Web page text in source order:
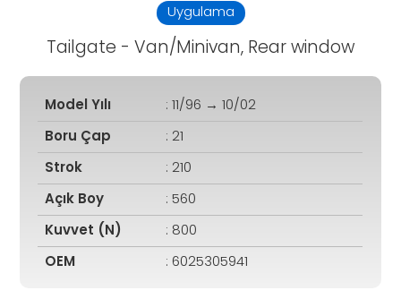
Uygulama
Tailgate - Van/Minivan, Rear window
Model Yılı : 11/96 → 10/02
Boru Çap : 21
Strok : 210
Açık Boy : 560
Kuvvet (N) : 800
OEM : 6025305941